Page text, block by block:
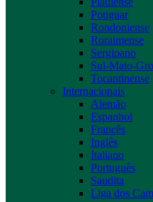
Potiguar
Rondoniense
Roraimense
Sergipano
Sul-Mato-
Tocantinense
Internacionais
Alemão
Espanhol
Francês
Inglês
Italiano
Português
Saudita
Liga dos